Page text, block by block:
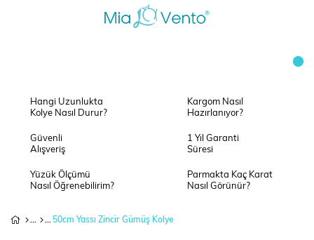
Hangi Uzunlukta
Kolye Nasıl Durur?
Kargom Nasıl
Hazırlanıyor?
Güvenli
Alışveriş
1 Yıl Garanti
Süresi
Yüzük Ölçümü
Nasıl Öğrenebilirim?
Parmakta Kaç Karat
Nasıl Görünür?
50cm Yassı Zincir Gümüş Kolye